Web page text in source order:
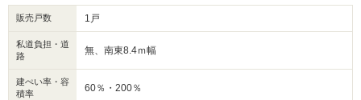
販売戸数 1戸
私道負担・道
路
無、南東8.4ｍ幅
建ぺい率・容
積率
60％・200％